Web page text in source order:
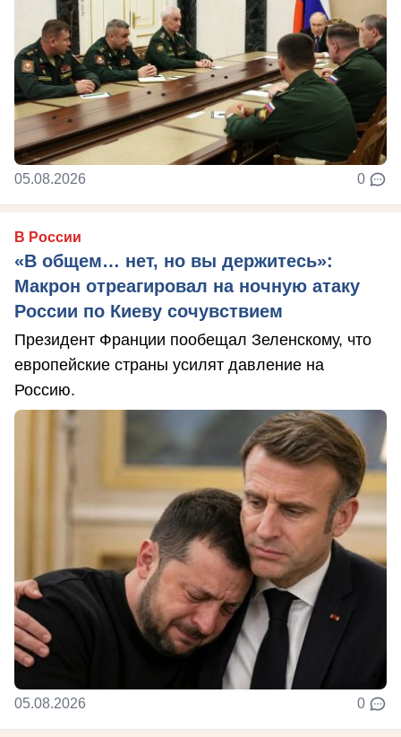
05.08.2026 0
В России
«В общем… нет, но вы держитесь»:
Макрон отреагировал на ночную атаку
России по Киеву сочувствием
Президент Франции пообещал Зеленскому, что
европейские страны усилят давление на
Россию.
05.08.2026 0